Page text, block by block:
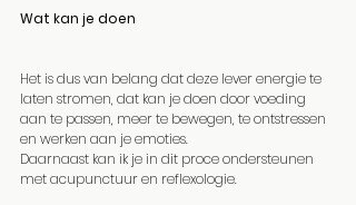
Wat kan je doen
Het is dus van belang dat deze lever energie te
laten stromen, dat kan je doen door voeding
aan te passen, meer te bewegen, te ontstressen
en werken aan je emoties.
Daarnaast kan ik je in dit proce ondersteunen
met acupunctuur en reflexologie.